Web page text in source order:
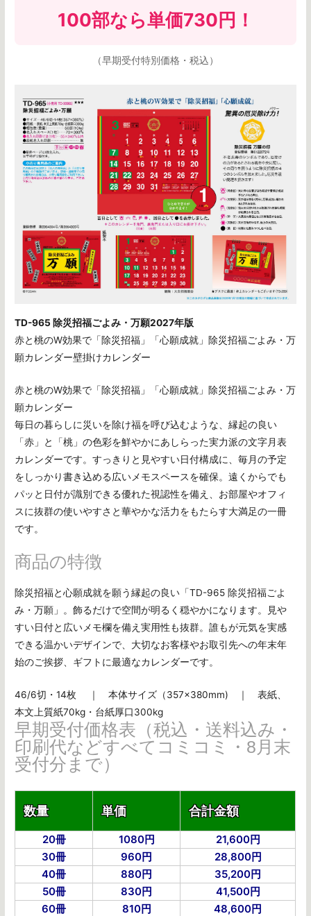
100部なら単価730円 ！
（早期受付特別価格・税込）
TD-965 除災招福ごよみ・万願2027年版
赤と桃のW効果で「除災招福」「心願成就」除災招福ごよみ・万
願カレンダー壁掛けカレンダー
赤と桃のW効果で「除災招福」「心願成就」除災招福ごよみ・万
願カレンダー
毎日の暮らしに災いを除け福を呼び込むような、縁起の良い
「赤」と「桃」の色彩を鮮やかにあしらった実力派の文字月表
カレンダーです。すっきりと見やすい日付構成に、毎月の予定
をしっかり書き込める広いメモスペースを確保。遠くからでも
パッと日付が識別できる優れた視認性を備え、お部屋やオフィ
スに抜群の使いやすさと華やかな活力をもたらす大満足の一冊
です。
商品の特徴
除災招福と心願成就を願う縁起の良い「TD-965 除災招福ごよ
み・万願」。飾るだけで空間が明るく穏やかになります。見や
すい日付と広いメモ欄を備え実用性も抜群。誰もが元気を実感
できる温かいデザインで、大切なお客様やお取引先への年末年
始のご挨拶、ギフトに最適なカレンダーです。
46/6切・14枚 ｜ 本体サイズ（357×380mm) ｜ 表紙、
本文上質紙70kg・台紙厚口300kg
早期受付価格表（税込・送料込み・
印刷代などすべてコミコミ・8月末
受付分まで）
数量 単価 合計金額
20冊 1080円
21,600円
30冊
960円
28,800円
40冊
880円
35,200円
50冊
830円
41,500円
60冊
810円
48,600円